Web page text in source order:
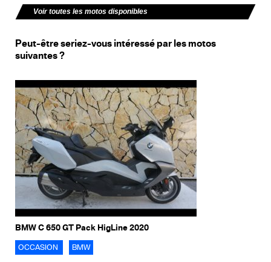
Voir toutes les motos disponibles
Peut-être seriez-vous intéressé par les motos
suivantes ?
BMW C 650 GT Pack HigLine 2020
OCCASION BMW